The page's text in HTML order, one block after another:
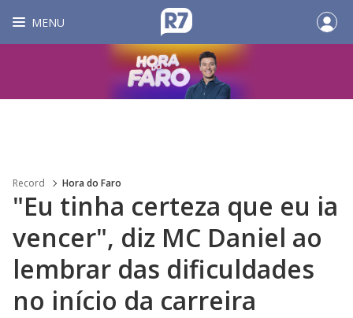
MENU
Record Hora do Faro
"Eu tinha certeza que eu ia
vencer", diz MC Daniel ao
lembrar das dificuldades
no início da carreira